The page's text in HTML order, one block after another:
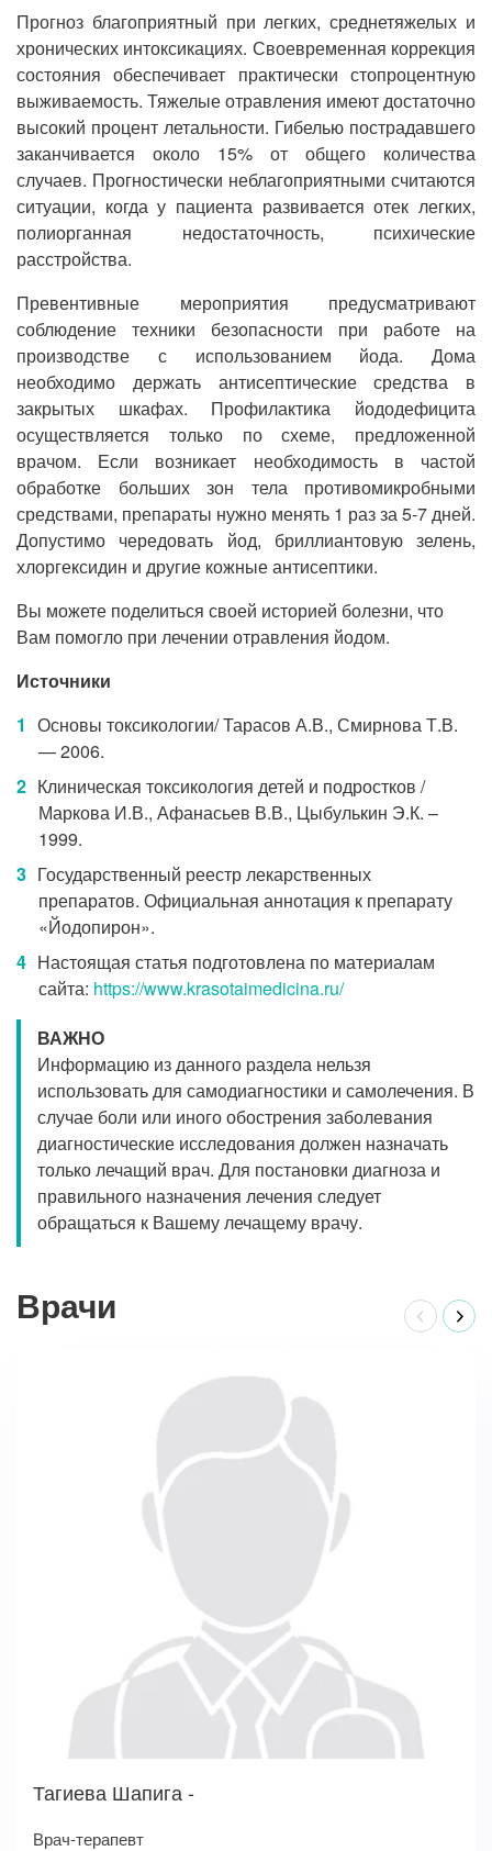
Прогноз благоприятный при легких, среднетяжелых и
хронических интоксикациях. Своевременная коррекция
состояния обеспечивает практически стопроцентную
выживаемость. Тяжелые отравления имеют достаточно
высокий процент летальности. Гибелью пострадавшего
заканчивается около 15% от общего количества
случаев. Прогностически неблагоприятными считаются
ситуации, когда у пациента развивается отек легких,
полиорганная недостаточность, психические
расстройства.
Превентивные мероприятия предусматривают
соблюдение техники безопасности при работе на
производстве с использованием йода. Дома
необходимо держать антисептические средства в
закрытых шкафах. Профилактика йододефицита
осуществляется только по схеме, предложенной
врачом. Если возникает необходимость в частой
обработке больших зон тела противомикробными
средствами, препараты нужно менять 1 раз за 5-7 дней.
Допустимо чередовать йод, бриллиантовую зелень,
хлоргексидин и другие кожные антисептики.
Вы можете поделиться своей историей болезни, что
Вам помогло при лечении отравления йодом.
Источники
Основы токсикологии/ Тарасов А.В., Смирнова Т.В.
— 2006.
Клиническая токсикология детей и подростков /
Маркова И.В., Афанасьев В.В., Цыбулькин Э.К. –
1999.
Государственный реестр лекарственных
препаратов. Официальная аннотация к препарату
«Йодопирон».
Настоящая статья подготовлена по материалам
сайта: https://www.krasotaimedicina.ru/
ВАЖНО
Информацию из данного раздела нельзя
использовать для самодиагностики и самолечения. В
случае боли или иного обострения заболевания
диагностические исследования должен назначать
только лечащий врач. Для постановки диагноза и
правильного назначения лечения следует
обращаться к Вашему лечащему врачу.
Врачи
Тагиева Шапига -
Врач-терапевт